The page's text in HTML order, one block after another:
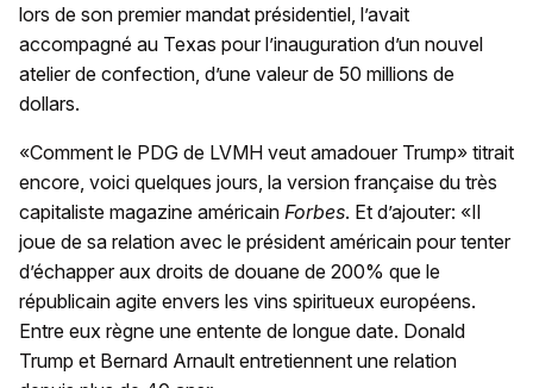
lors de son premier mandat présidentiel, l’avait
accompagné au Texas pour l’inauguration d’un nouvel
atelier de confection, d’une valeur de 50 millions de
dollars.
«Comment le PDG de LVMH veut amadouer Trump» titrait
encore, voici quelques jours, la version française du très
capitaliste magazine américain Forbes. Et d’ajouter: «Il
joue de sa relation avec le président américain pour tenter
d’échapper aux droits de douane de 200% que le
républicain agite envers les vins spiritueux européens.
Entre eux règne une entente de longue date. Donald
Trump et Bernard Arnault entretiennent une relation